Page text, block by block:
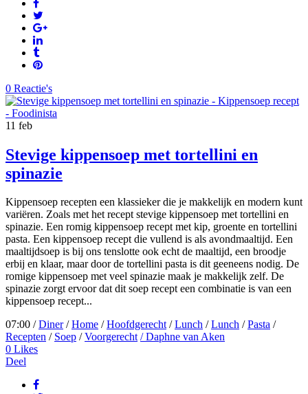
0 Reactie's
11 feb
Stevige kippensoep met tortellini en
spinazie
Kippensoep recepten een klassieker die je makkelijk en modern kunt
variëren. Zoals met het recept stevige kippensoep met tortellini en
spinazie. Een romig kippensoep recept met kip, groente en tortellini
pasta. Een kippensoep recept die vullend is als avondmaaltijd. Een
maaltijdsoep is bij ons tenslotte ook echt de maaltijd, een broodje
erbij en klaar, maar door de tortellini pasta is dit geeneens nodig. De
romige kippensoep met veel spinazie maak je makkelijk zelf. De
spinazie zorgt ervoor dat dit soep recept een combinatie is van een
kippensoep recept...
07:00 /Diner/Home /Hoofdgerecht/Lunch /Lunch /Pasta /
Recepten / Soep /Voorgerecht / Daphne van Aken
0 Likes
Deel